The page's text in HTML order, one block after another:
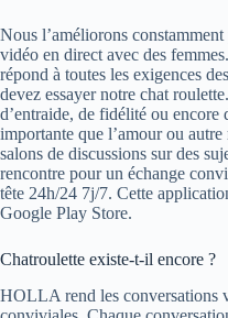
Nous l’améliorons
vidéo en direct avec des
répond à toutes les exigences
devez essayer notre chat
d’entraide, de fidélité ou encore
importante que l’amour ou
salons de discussions sur des
rencontre pour un échange
tête 24h/24 7j/7. Cette
Google Play Store.
Chatroulette existe-t-il encore ?
HOLLA rend les conversations